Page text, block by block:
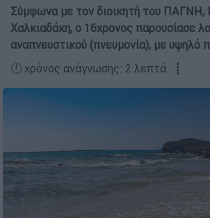
Σύμφωνα με τον διοικητή του ΠΑΓΝΗ,
Χαλκιαδάκη, ο 16χρονος παρουσίασε
αναπνευστικού (πνευμονία), με υψηλό
🕛 χρόνος ανάγνωσης: 2 λεπτά ┋